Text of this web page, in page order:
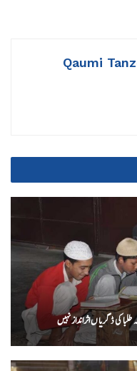
Qaumi
کی ڈگریا ں اثرانداز نہیں